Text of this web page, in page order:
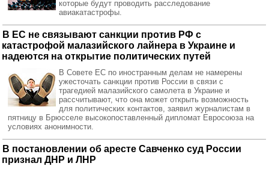
которые будут проводить расследование
авиакатастрофы.
В ЕС не связывают санкции против РФ с
катастрофой малазийского лайнера в Украине и
надеются на открытие политических путей
В Совете ЕС по иностранным делам не намерены
ужесточать санкции против России в связи с
трагедией малазийского самолета в Украине и
рассчитывают, что она может открыть возможность
для политических контактов, заявил журналистам в
пятницу в Брюсселе высокопоставленный дипломат Евросоюза на
условиях анонимности.
В постановлении об аресте Савченко суд России
признал ДНР и ЛНР